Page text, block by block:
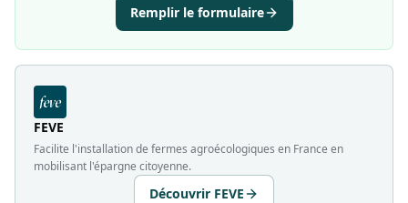
Remplir le formulaire
FEVE
Facilite l'installation de fermes agroécologiques en France en
mobilisant l'épargne citoyenne.
Découvrir FEVE